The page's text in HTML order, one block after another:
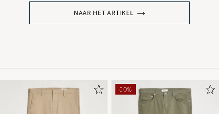
50%
NAAR HET ARTIKEL